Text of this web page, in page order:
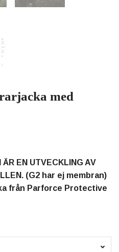
med
EN UTVECKLING AV
(G2 har ej membran)
från Parforce Protective